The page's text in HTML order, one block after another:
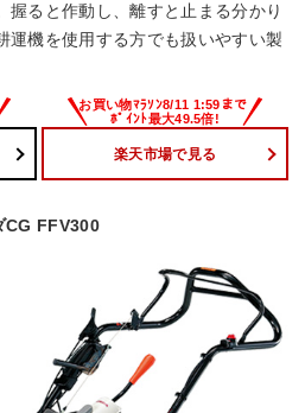
握ると作動し、離すと止まる分かり
運機を使用する方でも扱いやすい製
楽天市場で見る
CG FFV300